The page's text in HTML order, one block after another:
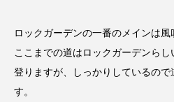
「THE オリバーな犬、（Gosh!!
ロックガーデンの一番のメインは風
ここまでの道はロックガーデンら
登りますが、しっかりしているの
す。